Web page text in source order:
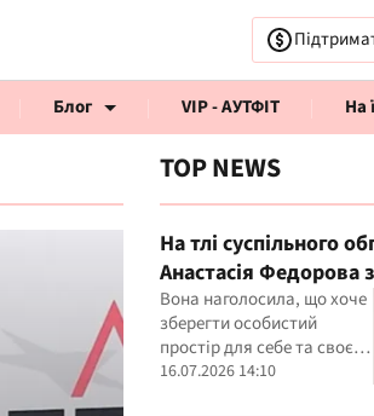
Блог VIP - АУТФІТ На
Інтерв’ю CK Life
TOP NEWS
На тлі суспільного
Анастасія Федорова
публічну заяву
Вона наголосила, що хоче
зберегти особистий
простір для себе та своєї
дитини
16.07.2026 14:10